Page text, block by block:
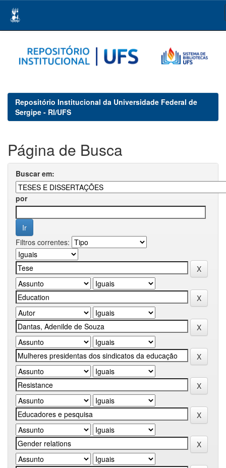
navigation
Repositório Institucional da Universidade Federal de
Sergipe - RI/UFS
Página de Busca
Buscar em:
por
Filtros correntes: